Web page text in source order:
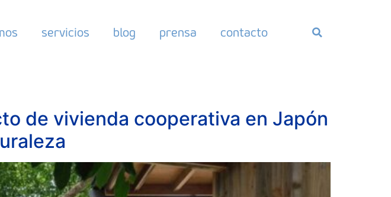
servicios blog prensa contacto
de vivienda cooperativa en Japón